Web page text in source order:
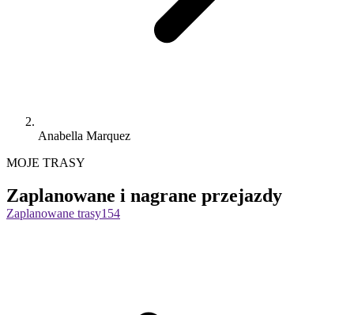
Anabella Marquez
MOJE TRASY
Zaplanowane i nagrane przejazdy
Zaplanowane trasy154